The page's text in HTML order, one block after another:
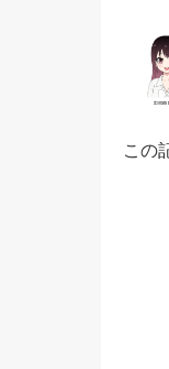
この